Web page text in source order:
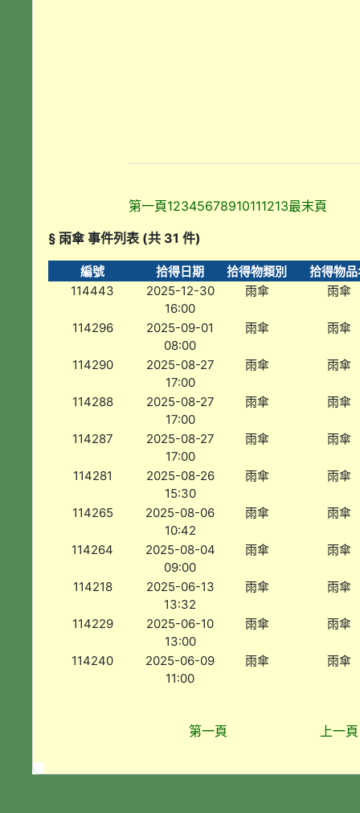
第一頁12345678910111213最末頁
§ 雨傘 事件列表 (共 31 件)
編號 拾得日期 拾得物類別
拾得物品
114443
2025-12-30
16:00
雨傘 雨傘
114296
2025-09-01
08:00
雨傘 雨傘
114290
2025-08-27
17:00
雨傘 雨傘
114288
2025-08-27
17:00
雨傘 雨傘
114287
2025-08-27
17:00
雨傘 雨傘
114281
2025-08-26
15:30
雨傘 雨傘
114265
2025-08-06
10:42
雨傘 雨傘
114264
2025-08-04
09:00
雨傘 雨傘
114218
2025-06-13
13:32
雨傘 雨傘
114229
2025-06-10
13:00
雨傘 雨傘
114240
2025-06-09
11:00
雨傘 雨傘
第一頁 上一頁